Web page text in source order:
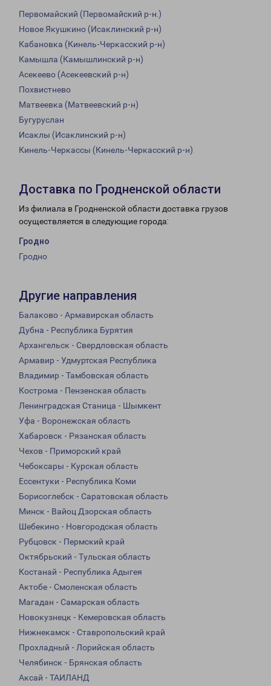
Первомайский (Первомайский р-н.)
Новое Якушкино (Исаклинский р-н)
Кабановка (Кинель-Черкасский р-н)
Камышла (Камышлинский р-н)
Асекеево (Асекеевский р-н)
Похвистнево
Матвеевка (Матвеевский р-н)
Бугуруслан
Исаклы (Исаклинский р-н)
Кинель-Черкассы (Кинель-Черкасский р-н)
Доставка по Гродненской области
Из филиала в Гродненской области доставка грузов
осуществляется в следующие города:
Гродно
Гродно
Другие направления
Балаково - Армавирская область
Дубна - Республика Бурятия
Архангельск - Свердловская область
Армавир - Удмуртская Республика
Владимир - Тамбовская область
Кострома - Пензенская область
Ленинградская Станица - Шымкент
Уфа - Воронежская область
Хабаровск - Рязанская область
Чехов - Приморский край
Чебоксары - Курская область
Ессентуки - Республика Коми
Борисоглебск - Саратовская область
Минск - Вайоц Дзорская область
Шебекино - Новгородская область
Рубцовск - Пермский край
Октябрьский - Тульская область
Костанай - Республика Адыгея
Актобе - Смоленская область
Магадан - Самарская область
Новокузнецк - Кемеровская область
Нижнекамск - Ставропольский край
Прохладный - Лорийская область
Челябинск - Брянская область
Аксай - ТАИЛАНД